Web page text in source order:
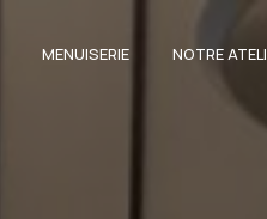
MENUISERIE NOTRE